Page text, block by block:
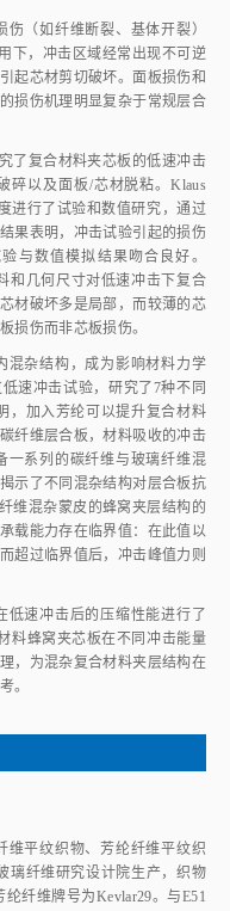
（如纤维断裂、基体开裂）
下，冲击区域经常出现不可逆
起芯材剪切破坏。面板损伤和
损伤机理明显复杂于常规层合
了复合材料夹芯板的低速冲击
碎以及面板/芯材脱粘。Klaus
进行了试验和数值研究，通过
果表明，冲击试验引起的损伤
与数值模拟结果吻合良好。
和几何尺寸对低速冲击下复合
材破坏多是局部，而较薄的芯
损伤而非芯板损伤。
混杂结构，成为影响材料力学
速冲击试验，研究了7种不同
，加入芳纶可以提升复合材料
纤维层合板，材料吸收的冲击
一系列的碳纤维与玻璃纤维混
示了不同混杂结构对层合板抗
维混杂蒙皮的蜂窝夹层结构的
载能力存在临界值：在此值以
超过临界值后，冲击峰值力则
低速冲击后的压缩性能进行了
料蜂窝夹芯板在不同冲击能量
，为混杂复合材料夹层结构在
。
维平纹织物、芳纶纤维平纹织
璃纤维研究设计院生产，织物
纤维牌号为Kevlar29。与E51